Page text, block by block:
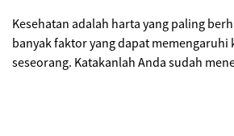
Kesehatan adalah harta yang paling
banyak faktor yang dapat memengaruhi
seseorang. Katakanlah Anda sudah